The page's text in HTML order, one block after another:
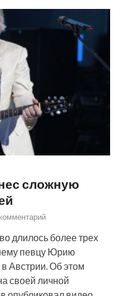
сложную
длилось более трех
певцу Юрию
Австрии. Об этом
своей личной